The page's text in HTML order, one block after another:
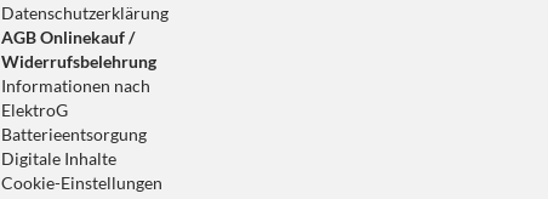
Datenschutzerklärung
AGB Onlinekauf /
Widerrufsbelehrung
Informationen nach
ElektroG
Batterieentsorgung
Digitale Inhalte
Cookie-Einstellungen